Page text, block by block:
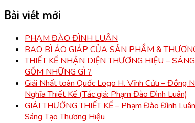
Bài viết mới
PHẠM ĐÀO ĐÌNH LUÂN
BAO BÌ ÁO GIÁP CỦA SẢN PHẨM &
THIẾT KẾ NHẬN DIỆN THƯƠNG HIỆU –
GỒM NHỮNG GÌ ?
Giải Nhất toàn Quốc Logo H. Vĩnh Cửu – Đồng
Nghĩa Thiết Kế (Tác giả: Phạm Đào Đình Luân)
GIẢI THƯỞNG THIẾT KẾ – Phạm Đào Đình
Sáng Tạo Thương Hiệu